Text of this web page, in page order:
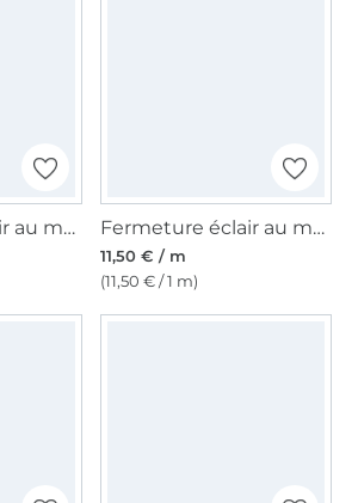
Fermeture Éclair au mètre non séparable plastique à spirale, rose fuchsia Fermeture éclair au mètre, noir-vieil or
11,50 € / m
(11,50 € / 1 m)